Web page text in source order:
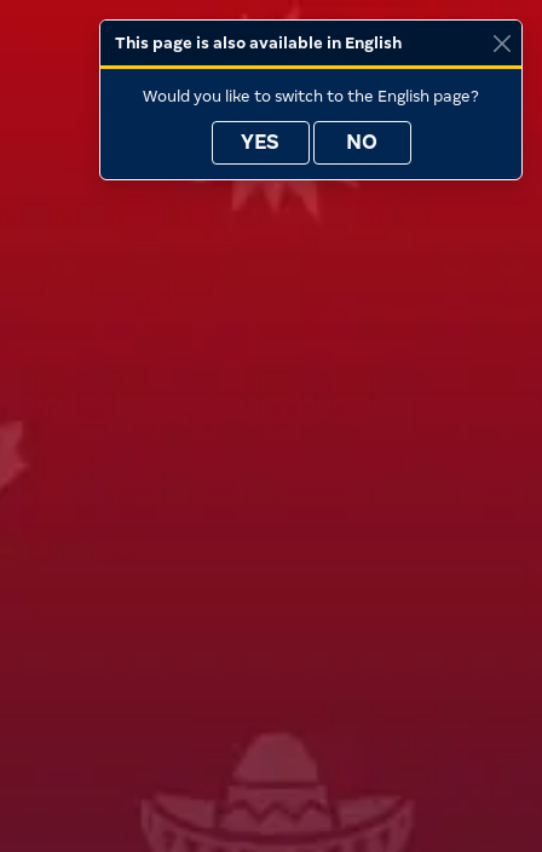
This page is also available in English
Would you like to switch to the English page?
YES NO